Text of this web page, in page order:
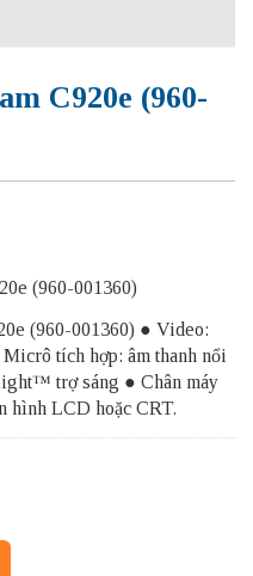
C920e (960-
(960-001360)
(960-001360) ● Video:
tích hợp: âm thanh nổi
trợ sáng ● Chân máy
hình LCD hoặc CRT.